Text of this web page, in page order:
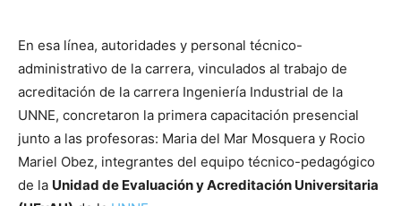
En esa línea, autoridades y personal técnico-
administrativo de la carrera, vinculados al trabajo de
acreditación de la carrera Ingeniería Industrial de la
UNNE, concretaron la primera capacitación presencial
junto a las profesoras: Maria del Mar Mosquera y Rocio
Mariel Obez, integrantes del equipo técnico-pedagógico
de la Unidad de Evaluación y Acreditación Universitaria